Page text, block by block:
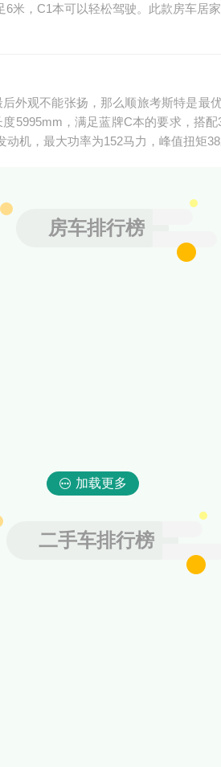
米，C1本可以轻松驾驶。此款房车居
外观不能张扬，那么顺旅考斯特是最
5995mm，满足蓝牌C本的要求，搭
机，最大功率为152马力，峰值扭矩
房车排行榜
加载更多
二手车排行榜